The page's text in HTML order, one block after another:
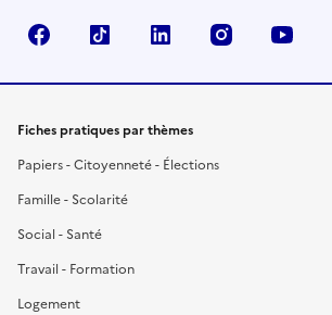
FacebookTikTok LinkedIn Instagram
Fiches pratiques par thèmes
Papiers - Citoyenneté - Élections
Famille - Scolarité
Social - Santé
Travail - Formation
Logement